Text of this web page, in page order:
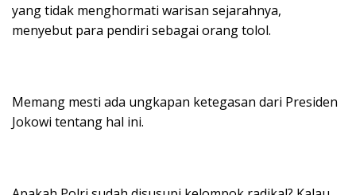
yang tidak menghormati warisan sejarahnya,
menyebut para pendiri sebagai orang tolol.
Memang mesti ada ungkapan ketegasan dari Presiden
Jokowi tentang hal ini.